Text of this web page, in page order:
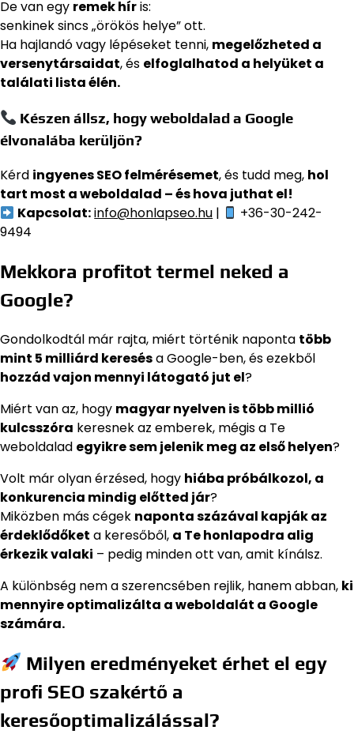
De van egy remek híris:
senkinek sincs „örökös helye” ott.
Ha hajlandó vagy lépéseket tenni, megelőzheted a
versenytársaidat, és elfoglalhatod a helyüket a
találati lista élén.
Készen állsz, hogy weboldalad a Google
élvonalába kerüljön?
Kérd ingyenes SEO felmérésemet, és tudd meg, hol
tart most a weboldalad – és hova juthat el!
Kapcsolat:info@honlapseo.hu |
+36-30-242-
9494
Mekkora profitot termel neked a
Google?
Gondolkodtál már rajta, miért történik naponta több
mint 5 milliárd keresésa Google-ben, és ezekből
hozzád vajon mennyi látogató jut el?
Miért van az, hogy magyar nyelven is több millió
kulcsszóra keresnek az emberek, mégis a Te
weboldalad egyikre sem jelenik meg az első helyen?
Volt már olyan érzésed, hogy hiába próbálkozol, a
konkurencia mindig előtted jár?
Miközben más cégek naponta százával kapják az
érdeklődőket a keresőből, a Te honlapodra alig
érkezik valaki – pedig minden ott van, amit kínálsz.
A különbség nem a szerencsében rejlik, hanem abban, ki
mennyire optimalizálta a weboldalát a Google
számára.
Milyen eredményeket érhet el egy
profi SEO szakértő a
keresőoptimalizálással?